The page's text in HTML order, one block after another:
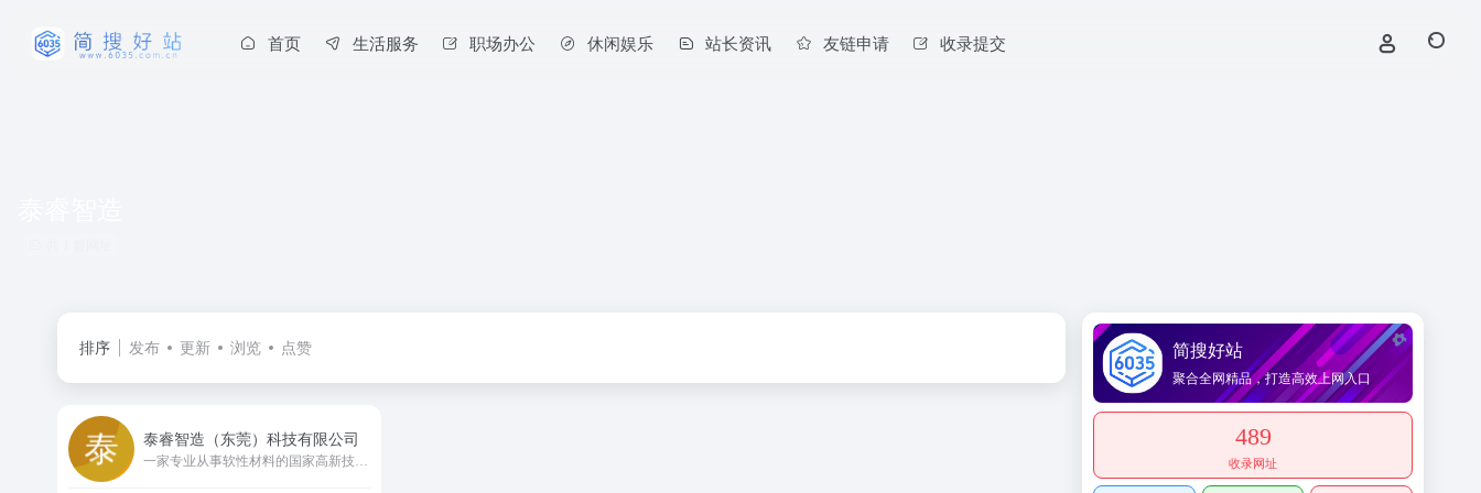
首页 生活服务 职场办公 休闲娱乐 站长资讯 友链申请 收录提交
排序 发布 更新 浏览 点赞
泰睿智造（东莞）科技有限公司
简搜好站
聚合全网精品，打造高效上网入口
489
收录网址